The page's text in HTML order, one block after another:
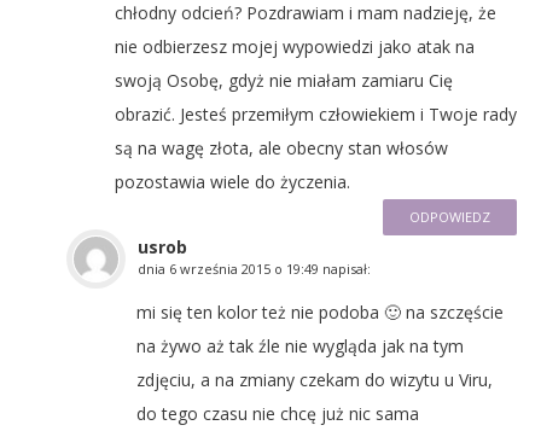
chłodny odcień? Pozdrawiam i mam nadzieję, że
nie odbierzesz mojej wypowiedzi jako atak na
swoją Osobę, gdyż nie miałam zamiaru Cię
obrazić. Jesteś przemiłym człowiekiem i Twoje rady
są na wagę złota, ale obecny stan włosów
pozostawia wiele do życzenia.
ODPOWIEDZ
usrob
dnia 6 września 2015 o 19:49 napisał:
mi się ten kolor też nie podoba 🙂 na szczęście
na żywo aż tak źle nie wygląda jak na tym
zdjęciu, a na zmiany czekam do wizytu u Viru,
do tego czasu nie chcę już nic sama